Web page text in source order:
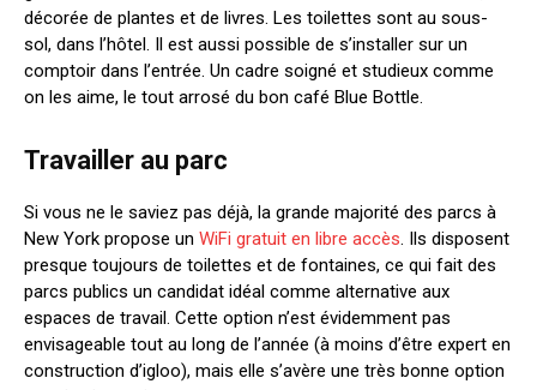
décorée de plantes et de livres. Les toilettes sont au sous-
sol, dans l’hôtel. Il est aussi possible de s’installer sur un
comptoir dans l’entrée. Un cadre soigné et studieux comme
on les aime, le tout arrosé du bon café Blue Bottle.
Travailler au parc
Si vous ne le saviez pas déjà, la grande majorité des parcs à
New York propose un WiFi gratuit en libre accès. Ils disposent
presque toujours de toilettes et de fontaines, ce qui fait des
parcs publics un candidat idéal comme alternative aux
espaces de travail. Cette option n’est évidemment pas
envisageable tout au long de l’année (à moins d’être expert en
construction d’igloo), mais elle s’avère une très bonne option